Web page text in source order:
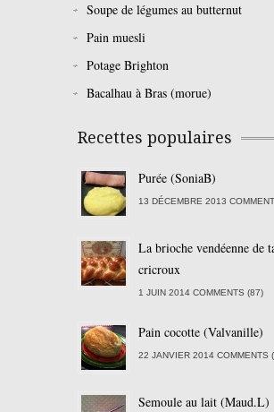
Soupe de légumes au butternut
Pain muesli
Potage Brighton
Bacalhau à Bras (morue)
Recettes populaires
Purée (SoniaB)
13 DÉCEMBRE 2013
La brioche vendéenne de
cricroux
1 JUIN 2014 COMMENTS (87)
Pain cocotte (Valvanille)
22 JANVIER 2014 COMMENTS
Semoule au lait (Maud.L)